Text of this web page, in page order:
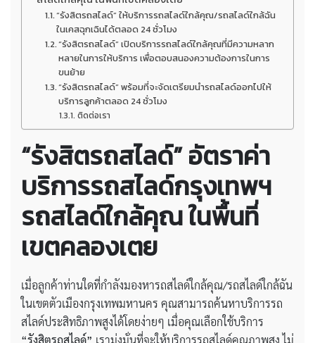
“รังสิตรถสไลด์” ให้บริการรถสไลด์ใกล้คุณ/รถสไลด์ใกล้ฉัน
ในเคสฉุกเฉินได้ตลอด 24 ชั่วโมง
“รังสิตรถสไลด์” เปิดบริการรถสไลด์ใกล้คุณที่มีความหลาก
หลายในการให้บริการ เพื่อตอบสนองความต้องการในการ
ขนย้าย
“รังสิตรถสไลด์” พร้อมที่จะจัดเตรียมนำรถสไลด์ออกไปให้
บริการลูกค้าตลอด 24 ชั่วโมง
ติดต่อเรา
“รังสิตรถสไลด์” อัตราค่า
บริการรถสไลด์กรุงเทพฯ
รถสไลด์ใกล้คุณ ในพื้นที่
เขตคลองเตย
เมื่อลูกค้าท่านใดที่กำลังมองหารถสไลด์ใกล้คุณ/รถสไลด์ใกล้ฉัน
ในเขตตัวเมืองกรุงเทพมหานคร คุณสามารถค้นหาบริการรถ
สไลด์ประสิทธิภาพสูงได้โดยง่ายๆ เมื่อคุณเลือกใช้บริการ
“รังสิตรถสไลด์” เรามุ่งมั่นที่จะให้บริการรถสไลด์คุณภาพสูง ไม่